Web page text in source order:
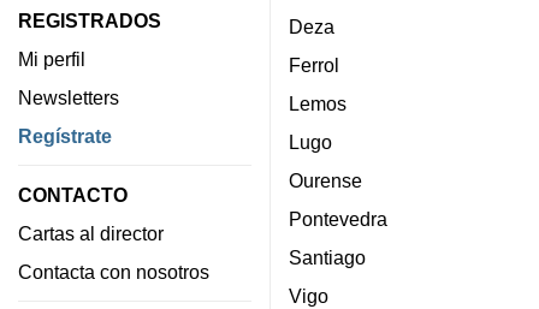
REGISTRADOS
Mi perfil
Newsletters
Regístrate
CONTACTO
Cartas al director
Contacta con nosotros
Deza
Ferrol
Lemos
Lugo
Ourense
Pontevedra
Santiago
Vigo